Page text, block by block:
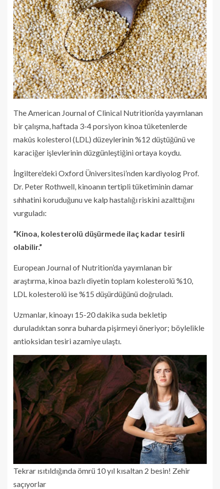
The American Journal of Clinical Nutrition’da yayımlanan
bir çalışma, haftada 3-4 porsiyon kinoa tüketenlerde
makûs kolesterol (LDL) düzeylerinin %12 düştüğünü ve
karaciğer işlevlerinin düzgünleştiğini ortaya koydu.
İngiltere’deki Oxford Üniversitesi’nden kardiyolog Prof.
Dr. Peter Rothwell, kinoanın tertipli tüketiminin damar
sıhhatini koruduğunu ve kalp hastalığı riskini azalttığını
vurguladı:
“Kinoa, kolesterolü düşürmede ilaç kadar tesirli
olabilir.”
European Journal of Nutrition’da yayımlanan bir
araştırma, kinoa bazlı diyetin toplam kolesterolü %10,
LDL kolesterolü ise %15 düşürdüğünü doğruladı.
Uzmanlar, kinoayı 15-20 dakika suda bekletip
duruladıktan sonra buharda pişirmeyi öneriyor; böylelikle
antioksidan tesiri azamiye ulaştı.
Tekrar ısıtıldığında ömrü 10 yıl kısaltan 2 besin! Zehir
saçıyorlar